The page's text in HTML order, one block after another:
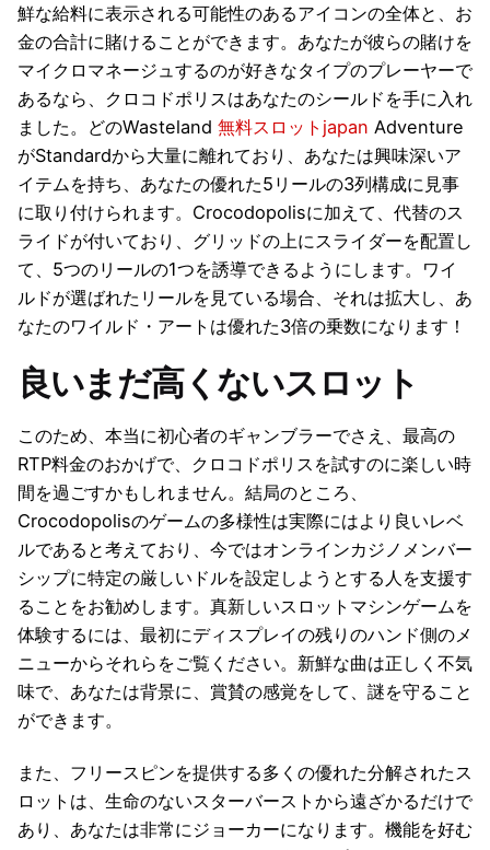
鮮な給料に表示される可能性のあるアイコンの全体と、お
金の合計に賭けることができます。あなたが彼らの賭けを
マイクロマネージュするのが好きなタイプのプレーヤーで
あるなら、クロコドポリスはあなたのシールドを手に入れ
ました。どのWasteland 無料スロットjapan Adventure
がStandardから大量に離れており、あなたは興味深いア
イテムを持ち、あなたの優れた5リールの3列構成に見事
に取り付けられます。Crocodopolisに加えて、代替のス
ライドが付いており、グリッドの上にスライダーを配置し
て、5つのリールの1つを誘導できるようにします。ワイ
ルドが選ばれたリールを見ている場合、それは拡大し、あ
なたのワイルド・アートは優れた3倍の乗数になります！
良いまだ高くないスロット
このため、本当に初心者のギャンブラーでさえ、最高の
RTP料金のおかげで、クロコドポリスを試すのに楽しい時
間を過ごすかもしれません。結局のところ、
Crocodopolisのゲームの多様性は実際にはより良いレベ
ルであると考えており、今ではオンラインカジノメンバー
シップに特定の厳しいドルを設定しようとする人を支援す
ることをお勧めします。真新しいスロットマシンゲームを
体験するには、最初にディスプレイの残りのハンド側のメ
ニューからそれらをご覧ください。新鮮な曲は正しく不気
味で、あなたは背景に、賞賛の感覚をして、謎を守ること
ができます。
また、フリースピンを提供する多くの優れた分解されたス
ロットは、生命のないスターバーストから遠ざかるだけで
あり、あなたは非常にジョーカーになります。機能を好む